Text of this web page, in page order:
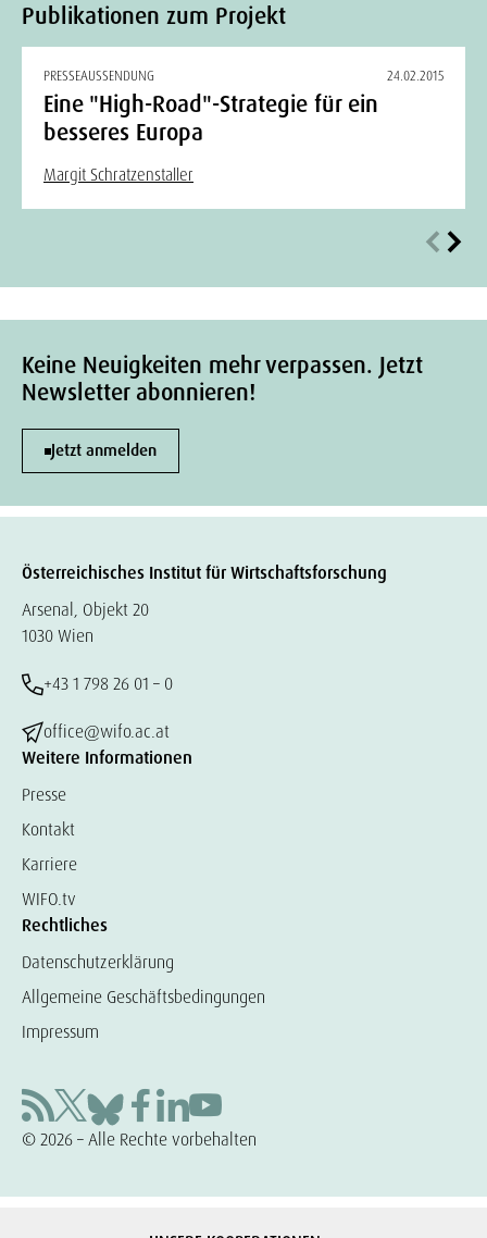
Publikationen zum Projekt
PRESSEAUSSENDUNG 24.02.2015
Eine "High-Road"-Strategie für ein
besseres Europa
Margit Schratzenstaller
Keine Neuigkeiten mehr verpassen. Jetzt
Newsletter abonnieren!
Jetzt anmelden
Österreichisches Institut für Wirtschaftsforschung
Arsenal, Objekt 20
1030 Wien
+43 1 798 26 01 – 0
office@wifo.ac.at
Weitere Informationen
Presse
Kontakt
Karriere
WIFO.tv
Rechtliches
Datenschutzerklärung
Allgemeine Geschäftsbedingungen
Impressum
© 2026 – Alle Rechte vorbehalten